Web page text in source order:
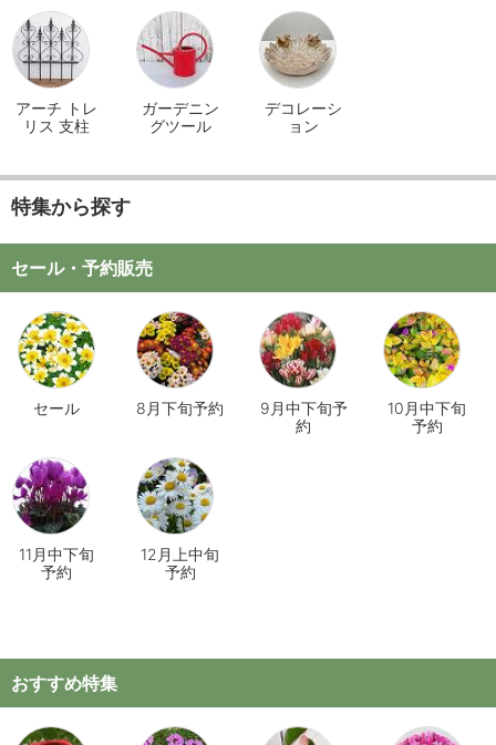
アーチ トレ
リス 支柱
ガーデニン
グツール
デコレーシ
ョン
特集から探す
セール・予約販売
セール 8月下旬予約
9月中下旬予
約
10月中下旬
予約
11月中下旬
予約
12月上中旬
予約
おすすめ特集